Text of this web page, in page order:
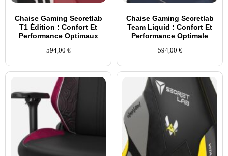
Chaise Gaming Secretlab
T1 Édition : Confort Et
Performance Optimaux
594,00 €
Chaise Gaming Secretlab
Team Liquid : Confort Et
Performance Optimale
594,00 €